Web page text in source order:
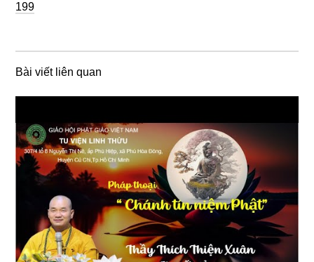
199
Bài viết liên quan